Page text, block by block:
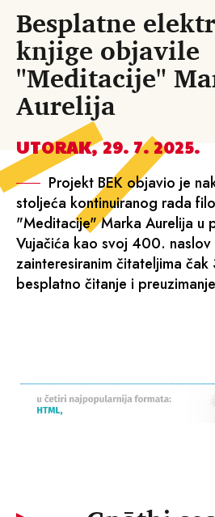
Besplatne
knjige objavile
"Meditacije"
Aurelija
UTORAK, 29. 7. 2025.
Projekt BEK objavio je
stoljeća kontinuiranog rada
"Meditacije" Marka Aurelija u
Vujačića kao svoj 400. naslov
zainteresiranim čitateljima čak
besplatno čitanje i preuzimanje